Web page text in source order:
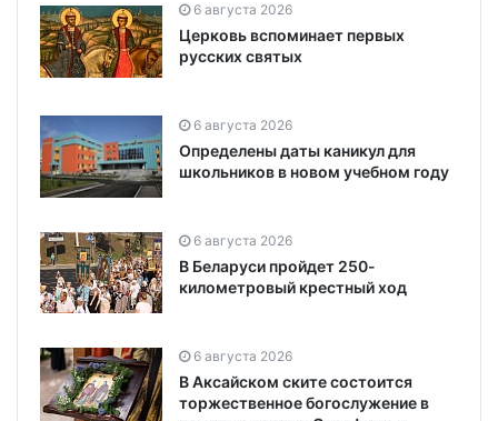
6 августа 2026
Церковь вспоминает первых
русских святых
6 августа 2026
Определены даты каникул для
школьников в новом учебном году
6 августа 2026
В Беларуси пройдет 250-
километровый крестный ход
6 августа 2026
В Аксайском ските состоится
торжественное богослужение в